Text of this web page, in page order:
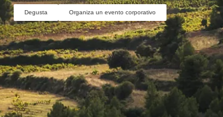
Degusta Organiza un evento corporativo